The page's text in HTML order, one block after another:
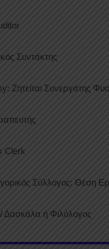
Συντάκτης
Ζητείται Συνεργάτης
Clerk
Σύλλογος: Θέση
Δασκάλα ή Φιλόλογος